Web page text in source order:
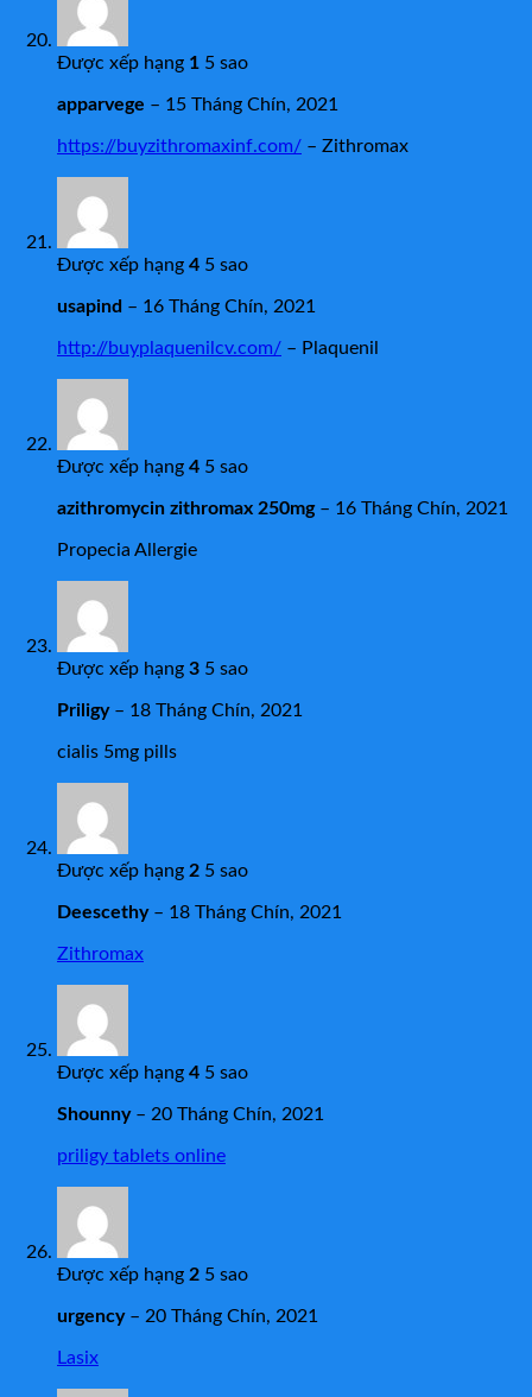
Được xếp hạng 1 5 sao
apparvege – 15 Tháng Chín, 2021
https://buyzithromaxinf.com/ – Zithromax
Được xếp hạng 4 5 sao
usapind – 16 Tháng Chín, 2021
http://buyplaquenilcv.com/ – Plaquenil
Được xếp hạng 4 5 sao
azithromycin zithromax 250mg – 16 Tháng Chín, 2021
Propecia Allergie
Được xếp hạng 3 5 sao
Priligy – 18 Tháng Chín, 2021
cialis 5mg pills
Được xếp hạng 2 5 sao
Deescethy – 18 Tháng Chín, 2021
Zithromax
Được xếp hạng 4 5 sao
Shounny – 20 Tháng Chín, 2021
priligy tablets online
Được xếp hạng 2 5 sao
urgency – 20 Tháng Chín, 2021
Lasix